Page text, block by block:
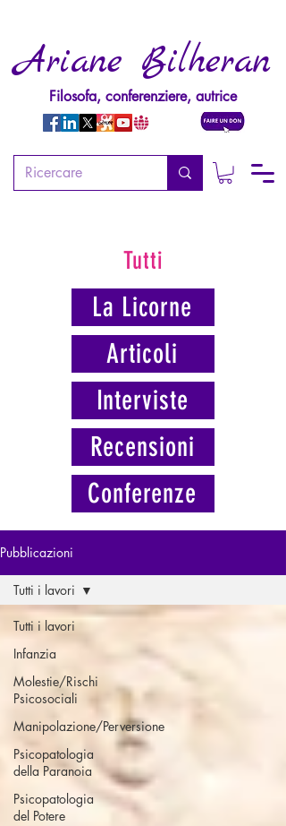
Ariane Bilheran
Filosofa, conferenziere, autrice
Tutti
La Licorne
Articoli
Interviste
Recensioni
Conferenze
Pubblicazioni
Tutti i lavori
Infanzia
Molestie/Rischi
Psicosociali
Manipolazione/Perversione
Psicopatologia
della Paranoia
Psicopatologia
del Potere
Tutti i lavori